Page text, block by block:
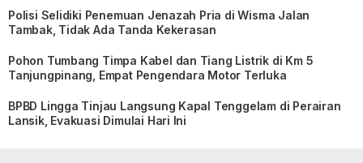
Polisi Selidiki Penemuan Jenazah Pria di Wisma Jalan
Tambak, Tidak Ada Tanda Kekerasan
Pohon Tumbang Timpa Kabel dan Tiang Listrik di Km 5
Tanjungpinang, Empat Pengendara Motor Terluka
BPBD Lingga Tinjau Langsung Kapal Tenggelam di Perairan
Lansik, Evakuasi Dimulai Hari Ini